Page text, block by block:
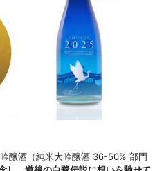
醸酒（純米大吟醸酒 36-50% 部門